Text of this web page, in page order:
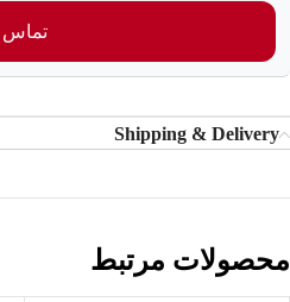
تماس
Shipping & Delivery
محصولات مرتبط